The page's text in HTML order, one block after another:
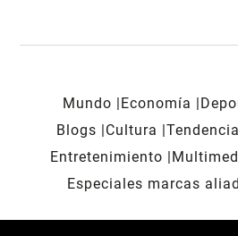
Mundo Economía
Blogs
Cultura
Entretenimiento
Especiales marcas